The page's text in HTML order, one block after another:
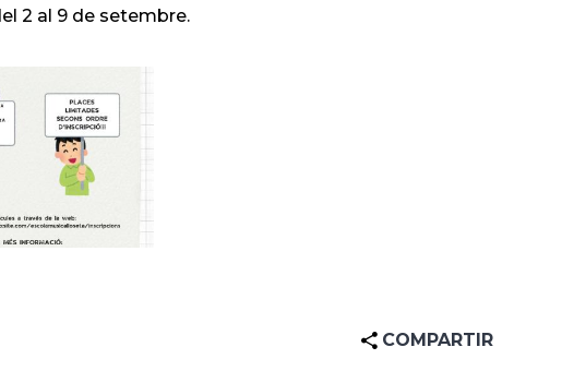
2 al 9 de setembre.
COMPARTIR